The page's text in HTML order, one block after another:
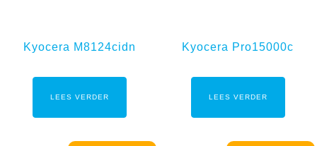
Kyocera M8124cidn
LEES VERDER
Kyocera Pro15000c
LEES VERDER